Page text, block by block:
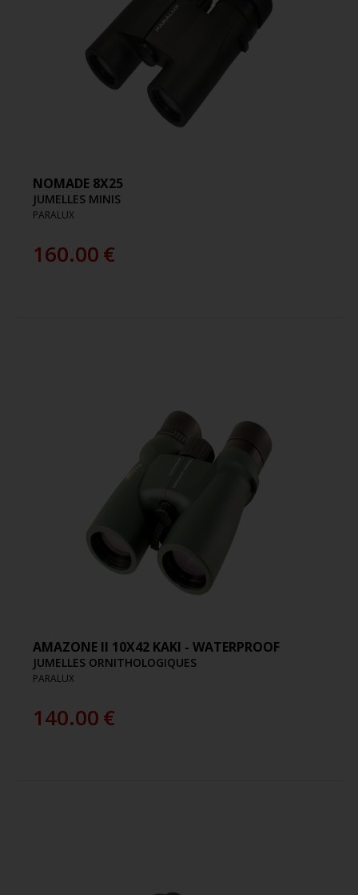
NOMADE 8X25
JUMELLES MINIS
PARALUX
160.00€
AMAZONE II 10X42 KAKI - WATERPROOF
JUMELLES ORNITHOLOGIQUES
PARALUX
140.00€